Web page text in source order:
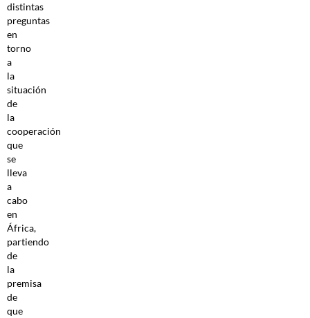
distintas
preguntas
en
torno
a
la
situación
de
la
cooperación
que
se
lleva
a
cabo
en
África,
partiendo
de
la
premisa
de
que